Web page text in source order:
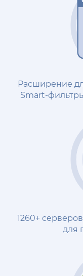
Расширение
Smart-
1260+
для